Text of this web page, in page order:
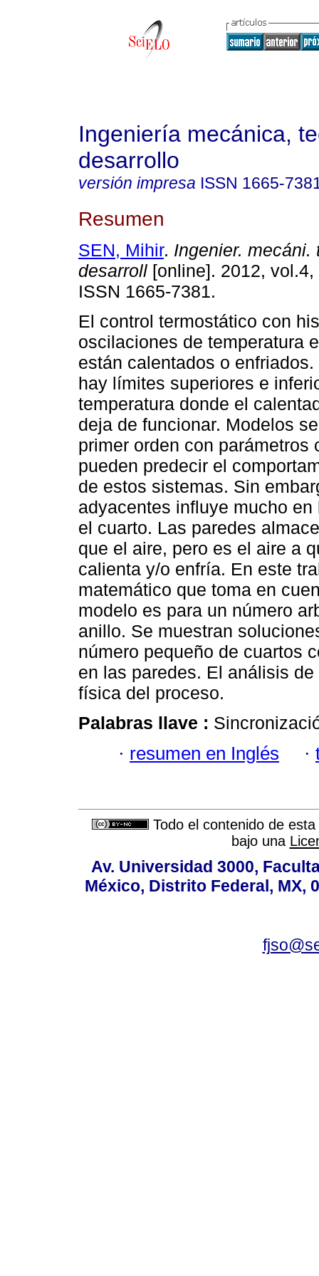
Ingeniería mecánica,
desarrollo
versión impresa ISSN 1665-
Resumen
SEN, Mihir. Ingenier. mecáni.
desarroll [online]. 2012,
ISSN 1665-7381.
El control termostático con
oscilaciones de temperatura
están calentados o
hay límites superiores e
temperatura donde el
deja de funcionar. Modelos
primer orden con parámetros
pueden predecir el
de estos sistemas. Sin
adyacentes influye mucho
el cuarto. Las paredes
que el aire, pero es el aire a
calienta y/o enfría. En este
matemático que toma en
modelo es para un número
anillo. Se muestran
número pequeño de cuartos
en las paredes. El análisis
física del proceso.
Palabras llave :
· resumen en Inglés ·
Todo el contenido de
bajo una
Av. Universidad 3000,
México, Distrito Federal, MX,